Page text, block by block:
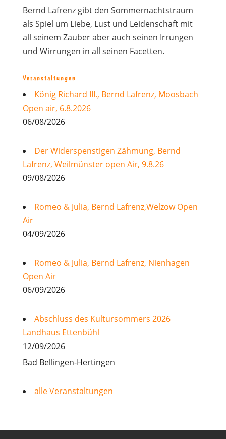
Bernd Lafrenz gibt den Sommernachtstraum
als Spiel um Liebe, Lust und Leidenschaft mit
all seinem Zauber aber auch seinen Irrungen
und Wirrungen in all seinen Facetten.
Veranstaltungen
König Richard III., Bernd Lafrenz, Moosbach
Open air, 6.8.2026
06/08/2026
Der Widerspenstigen Zähmung, Bernd
Lafrenz, Weilmünster open Air, 9.8.26
09/08/2026
Romeo & Julia, Bernd Lafrenz,Welzow Open
Air
04/09/2026
Romeo & Julia, Bernd Lafrenz, Nienhagen
Open Air
06/09/2026
Abschluss des Kultursommers 2026
Landhaus Ettenbühl
12/09/2026
Bad Bellingen-Hertingen
alle Veranstaltungen